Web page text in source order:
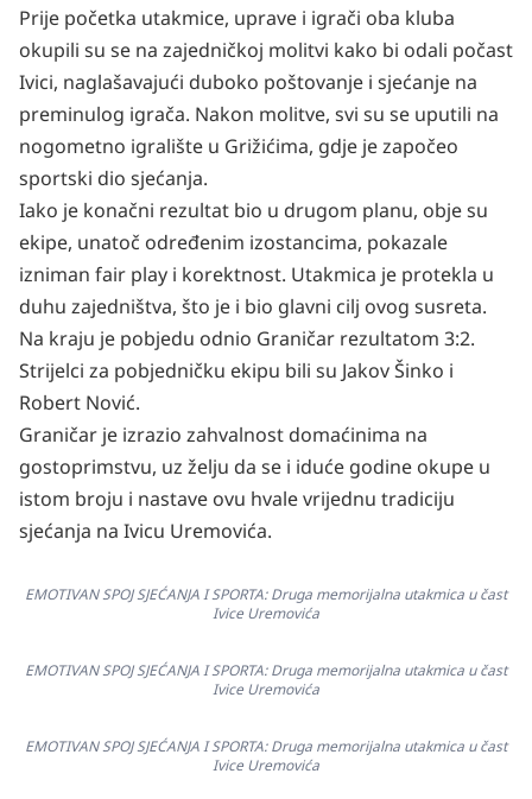
Prije početka utakmice, uprave i igrači oba kluba
okupili su se na zajedničkoj molitvi kako bi odali počast
Ivici, naglašavajući duboko poštovanje i sjećanje na
preminulog igrača. Nakon molitve, svi su se uputili na
nogometno igralište u Grižićima, gdje je započeo
sportski dio sjećanja.
Iako je konačni rezultat bio u drugom planu, obje su
ekipe, unatoč određenim izostancima, pokazale
izniman fair play i korektnost. Utakmica je protekla u
duhu zajedništva, što je i bio glavni cilj ovog susreta.
Na kraju je pobjedu odnio Graničar rezultatom 3:2.
Strijelci za pobjedničku ekipu bili su Jakov Šinko i
Robert Nović.
Graničar je izrazio zahvalnost domaćinima na
gostoprimstvu, uz želju da se i iduće godine okupe u
istom broju i nastave ovu hvale vrijednu tradiciju
sjećanja na Ivicu Uremovića.
EMOTIVAN SPOJ SJEĆANJA I SPORTA: Druga memorijalna utakmica u čast
Ivice Uremovića
EMOTIVAN SPOJ SJEĆANJA I SPORTA: Druga memorijalna utakmica u čast
Ivice Uremovića
EMOTIVAN SPOJ SJEĆANJA I SPORTA: Druga memorijalna utakmica u čast
Ivice Uremovića